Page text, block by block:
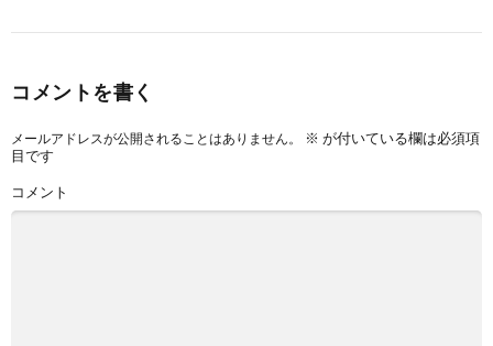
コメントを書く
メールアドレスが公開されることはありません。 ※ が付いている欄は必須項
目です
コメント